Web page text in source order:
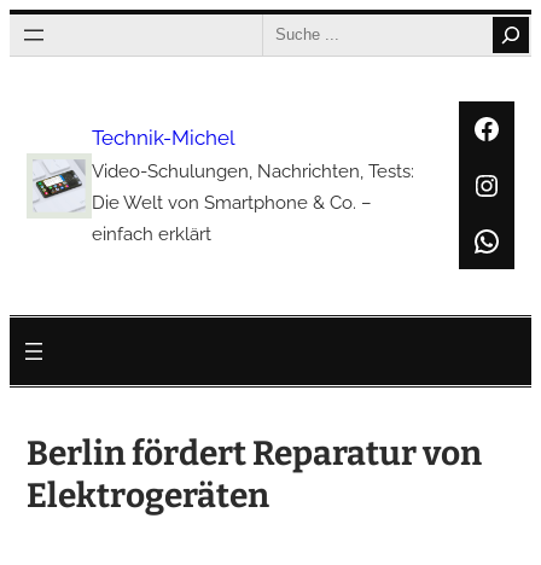
Zum
Inhalt
Search
Technik-Michel
Video-Schulungen, Nachrichten, Tests:
Die Welt von Smartphone & Co. –
einfach erklärt
Berlin fördert Reparatur von
Elektrogeräten